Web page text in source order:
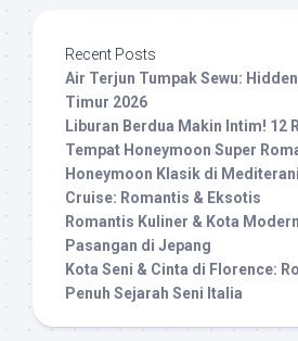
Recent Posts
Air Terjun Tumpak Sewu:
Timur 2026
Liburan Berdua Makin Intim! 12
Tempat Honeymoon Super
Honeymoon Klasik di
Cruise: Romantis & Eksotis
Romantis Kuliner & Kota
Pasangan di Jepang
Kota Seni & Cinta di Florence:
Penuh Sejarah Seni Italia